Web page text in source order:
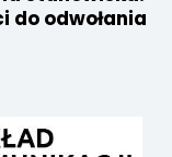
do odwołania